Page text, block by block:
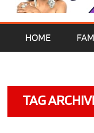
HOME
OLHA
TAG